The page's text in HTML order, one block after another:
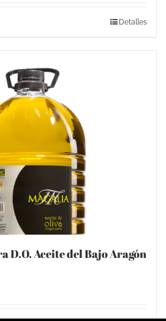
Detalles
D.O. Aceite del Bajo Aragón